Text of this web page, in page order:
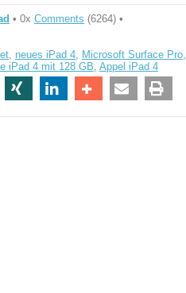
• 0x Comments (6264) •
, neues iPad 4, Microsoft Surface Pro,
iPad 4 mit 128 GB, Appel iPad 4